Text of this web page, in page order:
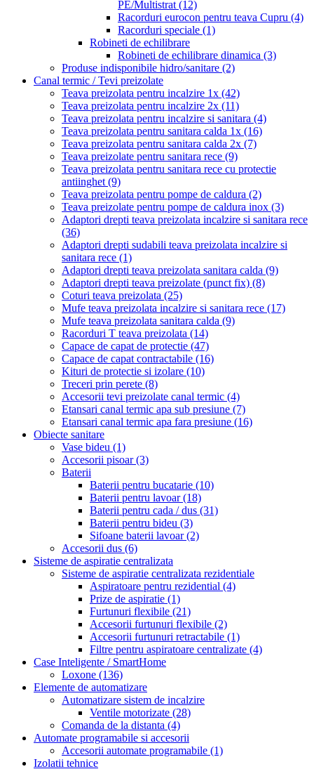
PE/Multistrat (12)
Racorduri eurocon pentru teava Cupru (4)
Racorduri speciale (1)
Robineti de echilibrare
Robineti de echilibrare dinamica (3)
Produse indisponibile hidro/sanitare (2)
Canal termic / Tevi preizolate
Teava preizolata pentru incalzire 1x (42)
Teava preizolata pentru incalzire 2x (11)
Teava preizolata pentru incalzire si sanitara (4)
Teava preizolata pentru sanitara calda 1x (16)
Teava preizolata pentru sanitara calda 2x (7)
Teava preizolate pentru sanitara rece (9)
Teava preizolata pentru sanitara rece cu protectie
antiinghet (9)
Teava preizolata pentru pompe de caldura (2)
Teava preizolate pentru pompe de caldura inox (3)
Adaptori drepti teava preizolata incalzire si sanitara rece
(36)
Adaptori drepti sudabili teava preizolata incalzire si
sanitara rece (1)
Adaptori drepti teava preizolata sanitara calda (9)
Adaptori drepti teava preizolate (punct fix) (8)
Coturi teava preizolata (25)
Mufe teava preizolata incalzire si sanitara rece (17)
Mufe teava preizolata sanitara calda (9)
Racorduri T teava preizolata (14)
Capace de capat de protectie (47)
Capace de capat contractabile (16)
Kituri de protectie si izolare (10)
Treceri prin perete (8)
Accesorii tevi preizolate canal termic (4)
Etansari canal termic apa sub presiune (7)
Etansari canal termic apa fara presiune (16)
Obiecte sanitare
Vase bideu (1)
Accesorii pisoar(3)
Baterii
Baterii pentru bucatarie (10)
Baterii pentru lavoar(18)
Baterii pentru cada / dus (31)
Baterii pentru bideu (3)
Sifoane baterii lavoar(2)
Accesorii dus (6)
Sisteme de aspiratie centralizata
Sisteme de aspiratie centralizata rezidentiale
Aspiratoare pentru rezidential (4)
Prize de aspiratie (1)
Furtunuri flexibile (21)
Accesorii furtunuri flexibile (2)
Accesorii furtunuri retractabile (1)
Filtre pentru aspiratoare centralizate (4)
Case Inteligente / SmartHome
Loxone (136)
Elemente de automatizare
Automatizare sistem de incalzire
Ventile motorizate (28)
Comanda de la distanta (4)
Automate programabile si accesorii
Accesorii automate programabile (1)
Izolatii tehnice